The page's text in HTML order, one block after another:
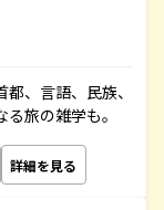
、言語、民族、
旅の雑学も。
詳細を見る